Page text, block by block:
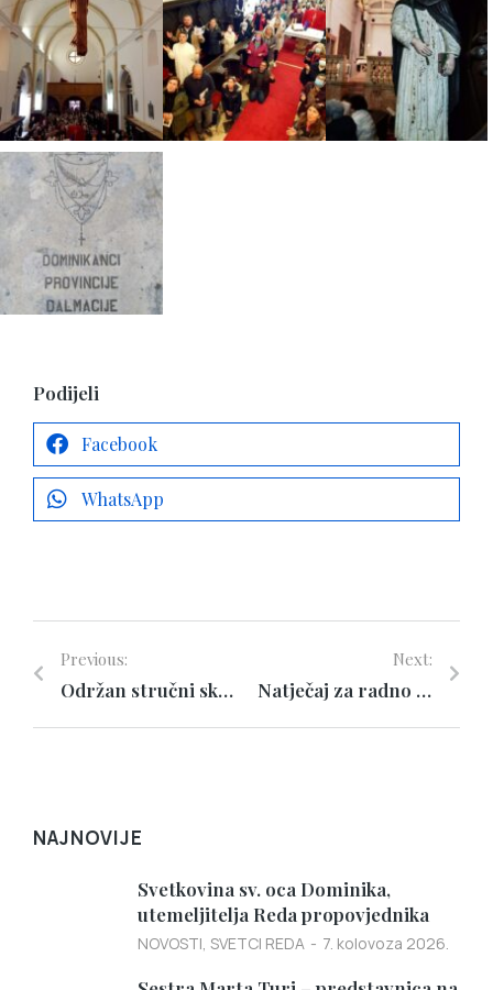
Podijeli
Facebook
WhatsApp
Previous:
Održan stručni skup za odgojitelje u vjeri u vjerskim vrtićima
Next:
Natječaj za radno mjesto
NAJNOVIJE
Svetkovina sv. oca Dominika,
utemeljitelja Reda propovjednika
NOVOSTI SVETCI REDA 7. kolovoza 2026.